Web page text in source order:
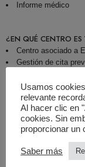
Informe médico
¿EN QUÉ CENTRO
Centro asociado a
Gestión de cita
Usamos
relevante
Al hacer clic en
cookies. Sin
proporcionar un
Saber más